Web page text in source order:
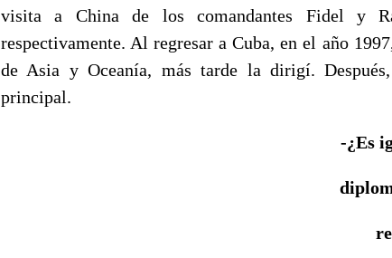
visita a China de los comandantes Fidel y
respectivamente. Al regresar a Cuba, en el año
de Asia y Oceanía, más tarde la dirigí.
principal.
-¿Es